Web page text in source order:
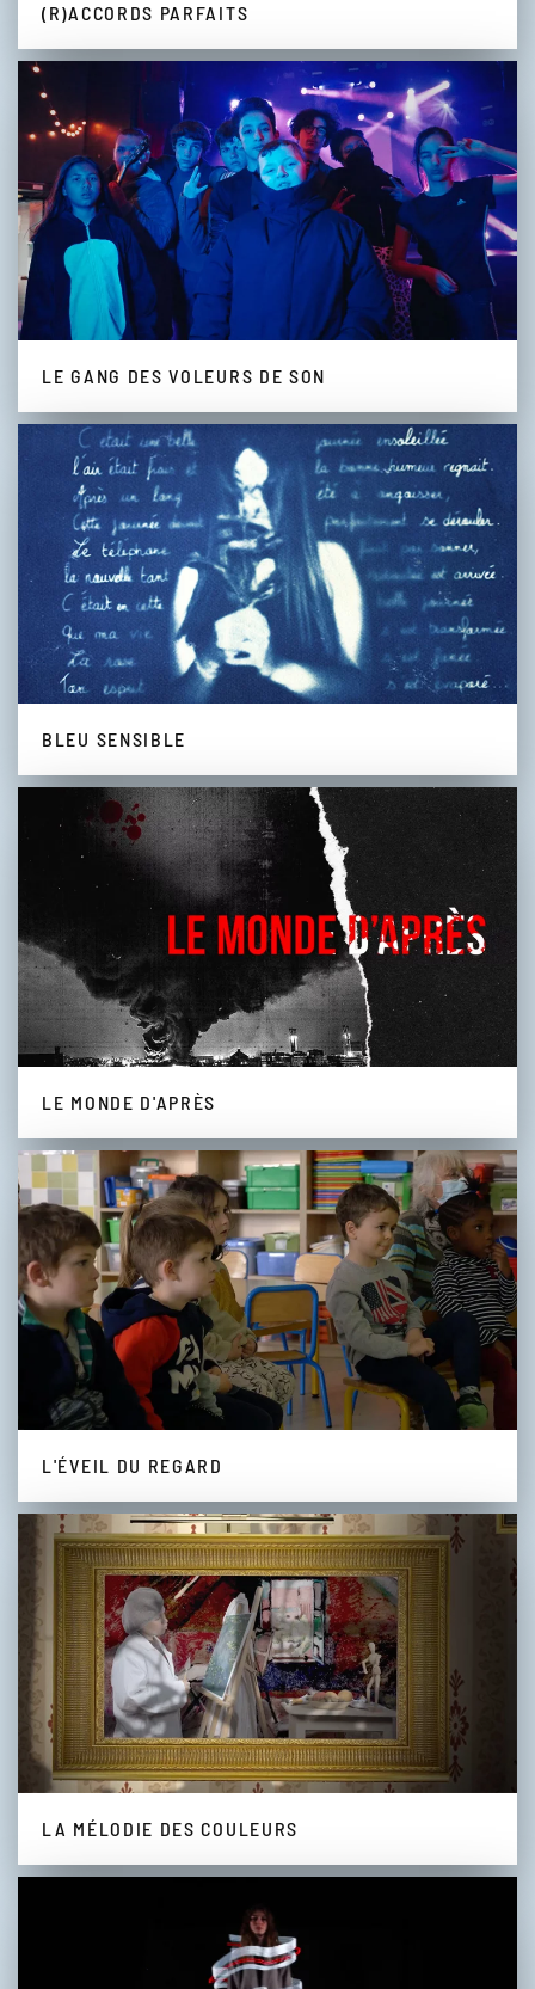
(R)ACCORDS PARFAITS
LE GANG DES VOLEURS DE SON
BLEU SENSIBLE
LE MONDE D'APRÈS
L'ÉVEIL DU REGARD
LA MÉLODIE DES COULEURS